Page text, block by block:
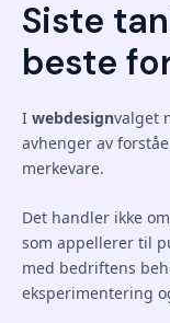
Siste
beste
I webdesignvalget
avhenger av
merkevare.
Det handler ikke
som appellerer til
med bedriftens
eksperimentering